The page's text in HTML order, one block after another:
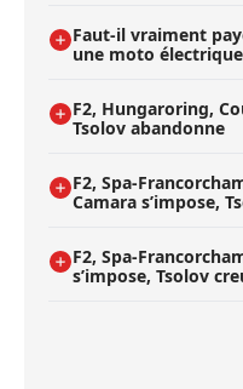
Faut-il vraiment
une moto
F2, Hungaroring,
Tsolov abandonne
F2, Spa-
Camara s’impose,
F2, Spa-
s’impose, Tsolov